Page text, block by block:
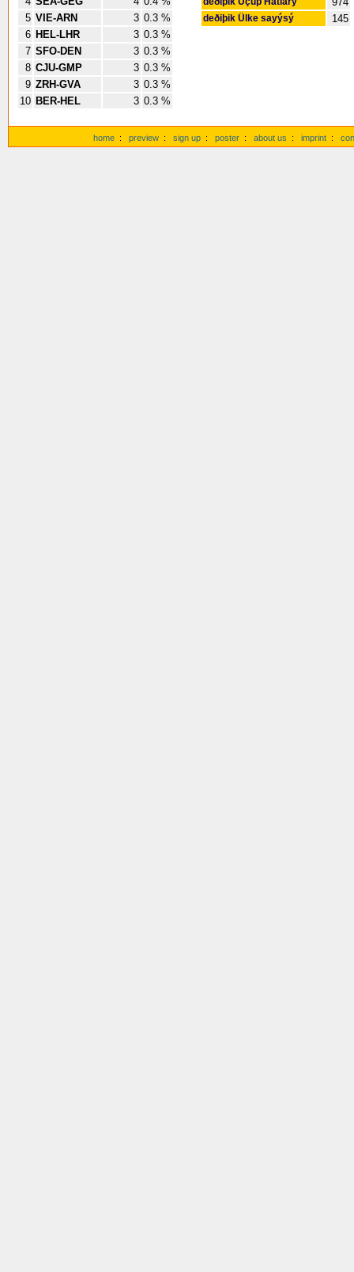
5 VIE-ARN 3 0.3 %
6 HEL-LHR 3 0.3 %
7 SFO-DEN 3 0.3 %
8 CJU-GMP 3 0.3 %
9 ZRH-GVA 3 0.3 %
10 BER-HEL 3 0.3 %
deðiþik Ülke sayýsý 145
home : preview : sign up : poster : about us : imprint :